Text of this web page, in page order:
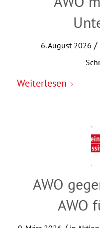
6. August 2026 /
Weiterlesen
AWO
AWO